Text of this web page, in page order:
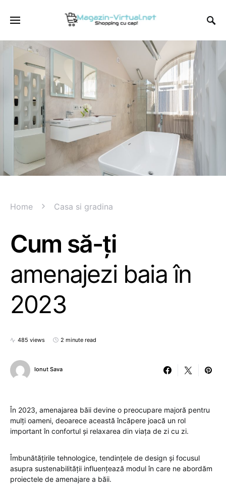
Home Casa si gradina
Cum să-ți
amenajezi baia în
2023
485 views 2 minute read
Ionut Sava
În 2023, amenajarea băii devine o preocupare majoră pentru
mulți oameni, deoarece această încăpere joacă un rol
important în confortul și relaxarea din viața de zi cu zi.
Îmbunătățirile tehnologice, tendințele de design și focusul
asupra sustenabilității influențează modul în care ne abordăm
proiectele de amenajare a băii.